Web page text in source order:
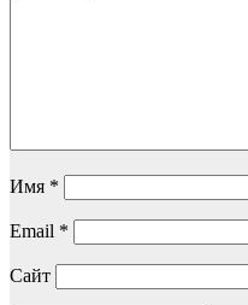
Имя *
Email *
Сайт